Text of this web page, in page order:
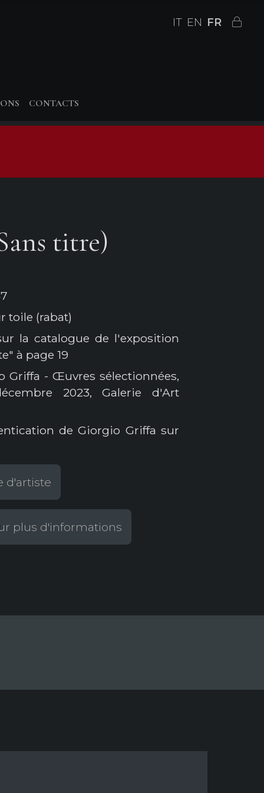
IT EN FR
CONTACTS
titre)
toile (rabat)
la catalogue de l'exposition
à page 19
Griffa - Œuvres sélectionnées,
2023, Galerie d'Art
de Giorgio Griffa sur
d'artiste
plus d'informations